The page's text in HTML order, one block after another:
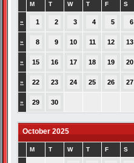
M T W T F S
» 1 2 3 4 5 6
» 8 9 10 11 12 13
» 15 16 17 18 19 20
» 22 23 24 25 26 27
» 29 30
October 2025
M T W T F S